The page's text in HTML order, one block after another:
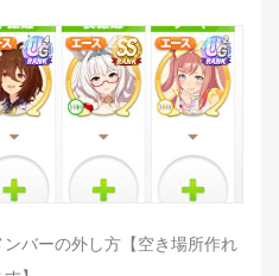
ンバーの外し方【空き場所作れ